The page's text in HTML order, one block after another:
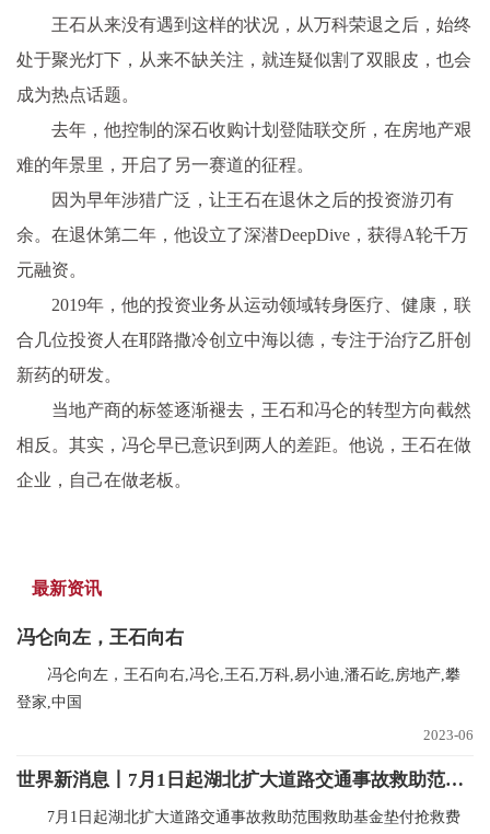
王石从来没有遇到这样的状况，从万科荣退之后，始终
处于聚光灯下，从来不缺关注，就连疑似割了双眼皮，也会
成为热点话题。
去年，他控制的深石收购计划登陆联交所，在房地产艰
难的年景里，开启了另一赛道的征程。
因为早年涉猎广泛，让王石在退休之后的投资游刃有
余。在退休第二年，他设立了深潜DeepDive，获得A轮千万
元融资。
2019年，他的投资业务从运动领域转身医疗、健康，联
合几位投资人在耶路撒冷创立中海以德，专注于治疗乙肝创
新药的研发。
当地产商的标签逐渐褪去，王石和冯仑的转型方向截然
相反。其实，冯仑早已意识到两人的差距。他说，王石在做
企业，自己在做老板。
最新资讯
冯仑向左，王石向右
冯仑向左，王石向右,冯仑,王石,万科,易小迪,潘石屹,房地产,攀
登家,中国
2023-06
世界新消息丨7月1日起湖北扩大道路交通事故救助范围 救助基金垫付抢救费不再设限额
7月1日起湖北扩大道路交通事故救助范围救助基金垫付抢救费